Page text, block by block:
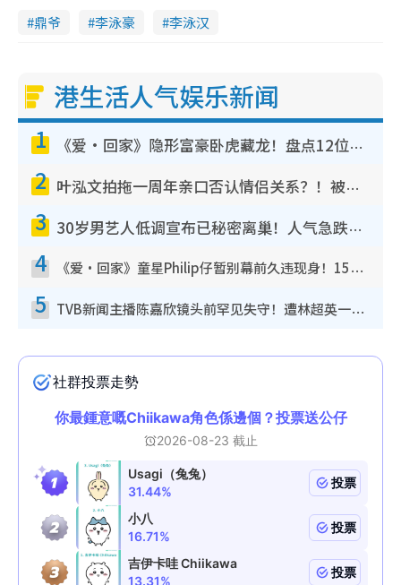
鼎爷 李泳豪 李泳汉
港生活人气娱乐新闻
1 《爱·回家》隐形富豪卧虎藏龙！盘点12位财气逼人的有钱艺人：这位美女3亿身家不愁做
2 叶泓文拍拖一周年亲口否认情侣关系？！被质疑感情造假竟称GM“普通同事”
3 30岁男艺人低调宣布已秘密离巢！人气急跌变失踪人口：“这几年过得并不容易”
4 《爱·回家》童星Philip仔暂别幕前久违现身！15岁近况暴风成长长高变帅气少年
5 TVB新闻主播陈嘉欣镜头前罕见失守！遭林超英一句话突袭吓坏当场大笑